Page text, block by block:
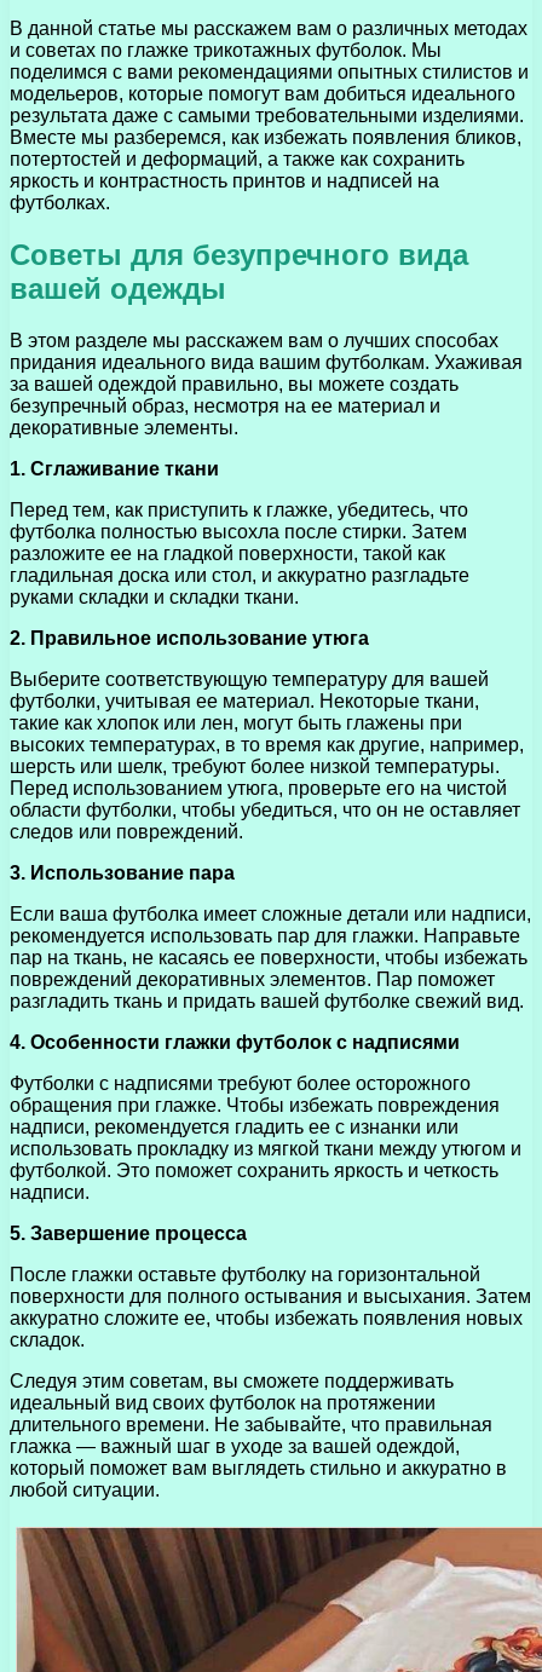
В данной статье мы расскажем вам о различных методах
и советах по глажке трикотажных футболок. Мы
поделимся с вами рекомендациями опытных стилистов и
модельеров, которые помогут вам добиться идеального
результата даже с самыми требовательными изделиями.
Вместе мы разберемся, как избежать появления бликов,
потертостей и деформаций, а также как сохранить
яркость и контрастность принтов и надписей на
футболках.
Советы для безупречного вида
вашей одежды
В этом разделе мы расскажем вам о лучших способах
придания идеального вида вашим футболкам. Ухаживая
за вашей одеждой правильно, вы можете создать
безупречный образ, несмотря на ее материал и
декоративные элементы.
1. Сглаживание ткани
Перед тем, как приступить к глажке, убедитесь, что
футболка полностью высохла после стирки. Затем
разложите ее на гладкой поверхности, такой как
гладильная доска или стол, и аккуратно разгладьте
руками складки и складки ткани.
2. Правильное использование утюга
Выберите соответствующую температуру для вашей
футболки, учитывая ее материал. Некоторые ткани,
такие как хлопок или лен, могут быть глажены при
высоких температурах, в то время как другие, например,
шерсть или шелк, требуют более низкой температуры.
Перед использованием утюга, проверьте его на чистой
области футболки, чтобы убедиться, что он не оставляет
следов или повреждений.
3. Использование пара
Если ваша футболка имеет сложные детали или надписи,
рекомендуется использовать пар для глажки. Направьте
пар на ткань, не касаясь ее поверхности, чтобы избежать
повреждений декоративных элементов. Пар поможет
разгладить ткань и придать вашей футболке свежий вид.
4. Особенности глажки футболок с надписями
Футболки с надписями требуют более осторожного
обращения при глажке. Чтобы избежать повреждения
надписи, рекомендуется гладить ее с изнанки или
использовать прокладку из мягкой ткани между утюгом и
футболкой. Это поможет сохранить яркость и четкость
надписи.
5. Завершение процесса
После глажки оставьте футболку на горизонтальной
поверхности для полного остывания и высыхания. Затем
аккуратно сложите ее, чтобы избежать появления новых
складок.
Следуя этим советам, вы сможете поддерживать
идеальный вид своих футболок на протяжении
длительного времени. Не забывайте, что правильная
глажка — важный шаг в уходе за вашей одеждой,
который поможет вам выглядеть стильно и аккуратно в
любой ситуации.